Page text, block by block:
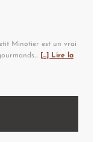
Minotier est un vrai
[...] Lire la